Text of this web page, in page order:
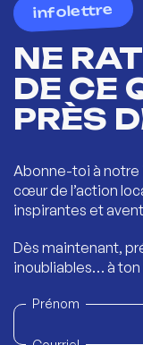
infolettre
NE
DE CE
PRÈS
Abonne-toi à notre
cœur de l’action
inspirantes et
Dès maintenant,
inoubliables… à
Prénom